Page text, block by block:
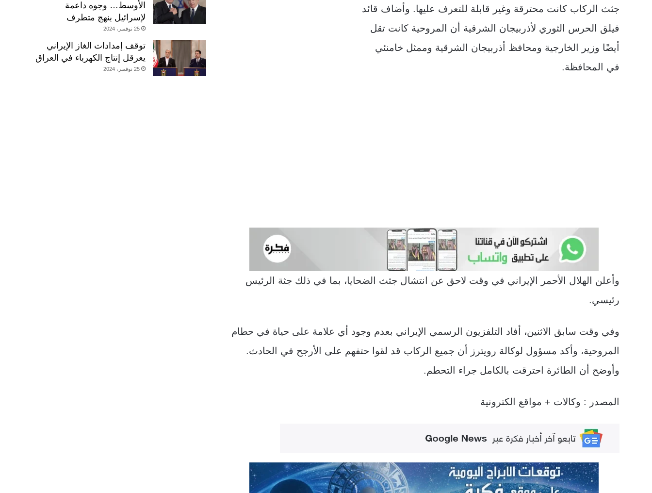
جثث الركاب كانت محترقة وغير قابلة للتعرف عليها. وأضاف قائد
فيلق الحرس الثوري لأذربيجان الشرقية أن المروحية كانت تقل
أيضًا وزير الخارجية ومحافظ أذربيجان الشرقية وممثل خامنئي
في المحافظة.
وأعلن الهلال الأحمر الإيراني في وقت لاحق عن انتشال جثث الضحايا، بما في ذلك جثة الرئيس
رئيسي.
وفي وقت سابق الاثنين، أفاد التلفزيون الرسمي الإيراني بعدم وجود أي علامة على حياة في حطام
المروحية، وأكد مسؤول لوكالة رويترز أن جميع الركاب قد لقوا حتفهم على الأرجح في الحادث.
وأوضح أن الطائرة احترقت بالكامل جراء التحطم.
المصدر : وكالات + مواقع الكترونية
الأوسط… وجوه داعمة
لإسرائيل بنهج متطرف
25 نوفمبر، 2024
توقف إمدادات الغاز الإيراني
يعرقل إنتاج الكهرباء في العراق
25 نوفمبر، 2024